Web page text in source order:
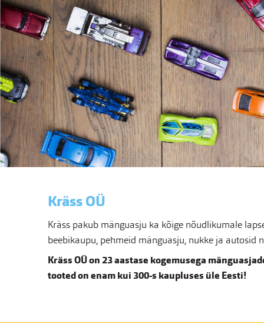
Kräss OÜ
Kräss pakub mänguasju ka kõige nõudlikumale
beebikaupu, pehmeid mänguasju, nukke ja autosid
Kräss OÜ on 23 aastase kogemusega
tooted on enam kui 300-s kaupluses üle Eesti!